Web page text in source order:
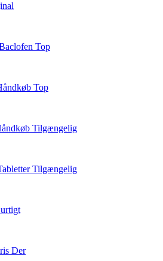
Top
Top
Tilgængelig
Tilgængelig
Der